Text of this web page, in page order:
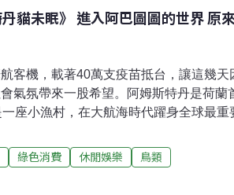
貓未眠》 進入阿巴圖圖的世界 原
客機，載著40萬支疫苗抵台，讓這幾天
氣氛帶來一股希望。阿姆斯特丹是荷蘭
座小漁村，在大航海時代躍身全球最重
透過一隻叫「阿巴圖圖」的貓，一起認
的一面。筆者近日即於台中市區柳川上
細長物件穿梭而過，儘管現場有三兩行
綠色消費 休閒娛樂
鳥類